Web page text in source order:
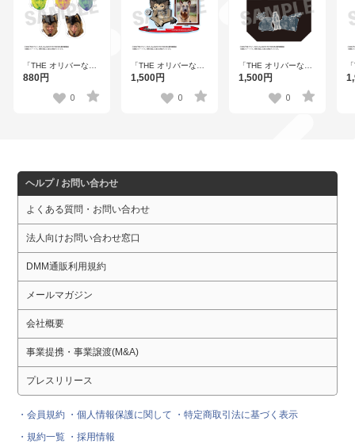
「THE オリバーな
犬、（Gosh！！）こ
ステッカーセット
【R1 2509】
880円
0
「THE オリバーな
犬、（Gosh！！）こ
ミニジオラマアクリ
ルスタンド【R1
1,500円
0
「THE オリバーな
犬、（Gosh！！）こ
ミニトートバッグ
【R1 2509】
1,500円
0
ヘルプ / お問い合わせ
よくある質問・お問い合わせ
法人向けお問い合わせ窓口
DMM通販利用規約
メールマガジン
会社概要
事業提携・事業譲渡(M&A)
プレスリリース
・会員規約 ・個人情報保護に関して
・特定商取引法に基づく表示
・規約一覧 ・採用情報